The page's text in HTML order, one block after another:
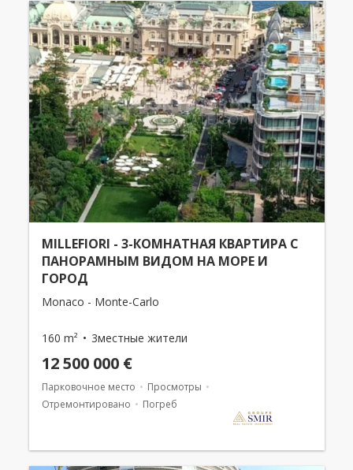
MILLEFIORI - 3-КОМНАТНАЯ КВАРТИРА С
ПАНОРАМНЫМ ВИДОМ НА МОРЕ И
ГОРОД
Monaco - Monte-Carlo
160 m² 3местные жители
12 500 000 €
Парковочное место
Просмотры
Отремонтировано
Погреб